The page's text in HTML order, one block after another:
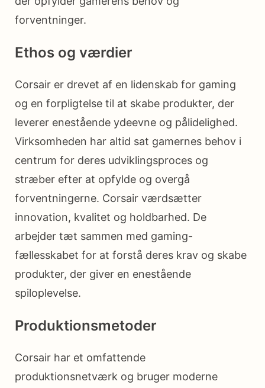
forventninger.
Ethos og værdier
Corsair er drevet af en lidenskab for gaming
og en forpligtelse til at skabe produkter, der
leverer enestående ydeevne og pålidelighed.
Virksomheden har altid sat gamernes behov i
centrum for deres udviklingsproces og
stræber efter at opfylde og overgå
forventningerne. Corsair værdsætter
innovation, kvalitet og holdbarhed. De
arbejder tæt sammen med gaming-
fællesskabet for at forstå deres krav og skabe
produkter, der giver en enestående
spiloplevelse.
Produktionsmetoder
Corsair har et omfattende
produktionsnetværk og bruger moderne